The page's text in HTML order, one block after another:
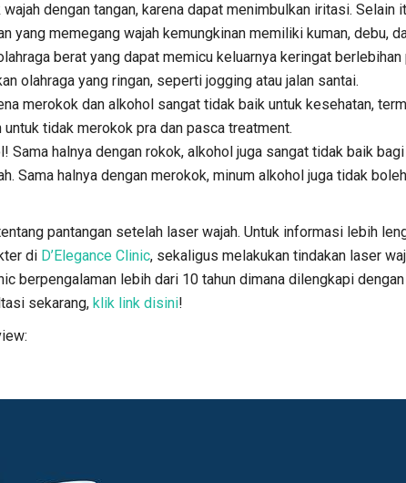
dengan tangan, karena dapat menimbulkan iritasi. Selain
yang memegang wajah kemungkinan memiliki kuman, debu,
berat yang dapat memicu keluarnya keringat
olahraga yang ringan, seperti jogging atau jalan santai.
merokok dan alkohol sangat tidak baik untuk kesehatan,
untuk tidak merokok pra dan pasca treatment.
Sama halnya dengan rokok, alkohol juga sangat tidak baik
Sama halnya dengan merokok, minum alkohol juga tidak
pantangan setelah laser wajah. Untuk informasi lebih
di D’Elegance Clinic, sekaligus melakukan tindakan laser
berpengalaman lebih dari 10 tahun dimana dilengkapi
sekarang, klik link disini!